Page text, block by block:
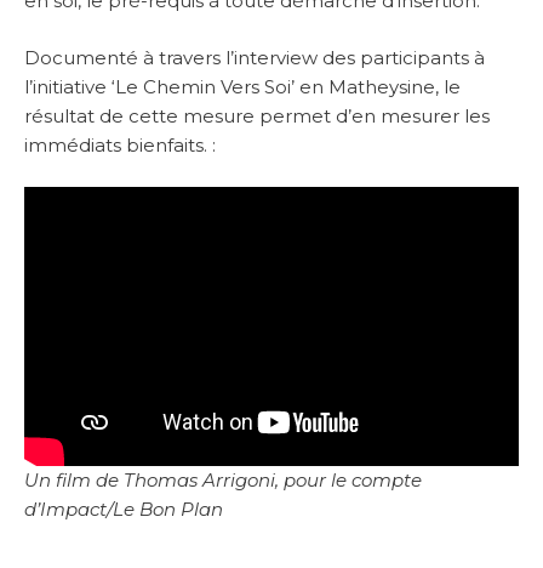
Documenté à travers l’interview des participants à
l’initiative ‘Le Chemin Vers Soi’ en Matheysine, le
résultat de cette mesure permet d’en mesurer les
immédiats bienfaits. :
Un film de Thomas Arrigoni, pour le compte
d’Impact/Le Bon Plan